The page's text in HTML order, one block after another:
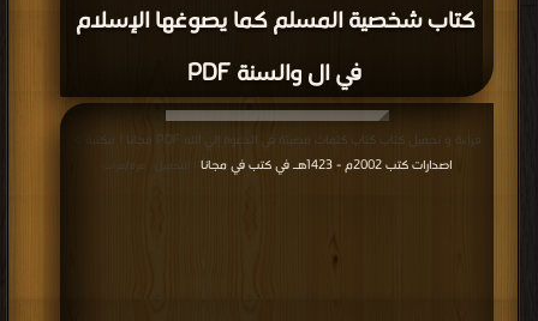
كتاب شخصية المسلم كما يصوغها الإسلام
في ال والسنة PDF
قراءة و تحميل كتاب كتاب كلمات مضيئة في الدعوة إلي الله PDF مجانا | مكتبة >
اصدارات كتب 2002م - 1423هـ في كتب في مجانا
| التحميل : مرة/مرات